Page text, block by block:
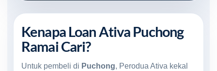
Kenapa Loan Ativa Puchong
Ramai Cari?
Untuk pembeli di Puchong, Perodua Ativa kekal